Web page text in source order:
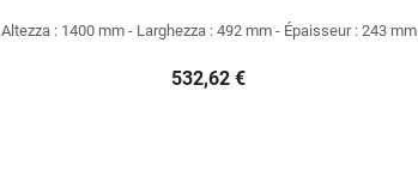
Altezza : 1400 mm - Larghezza : 492 mm - Épaisseur : 243 mm
532,62 €